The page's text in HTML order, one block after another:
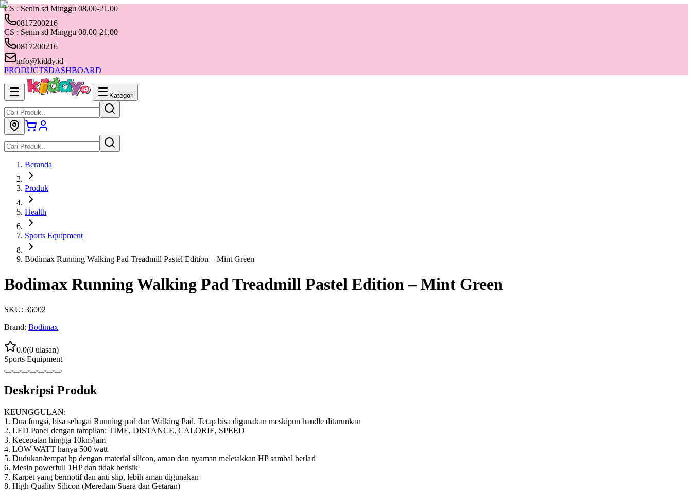
CS : Senin sd Minggu 08.00-21.00
0817200216
CS : Senin sd Minggu 08.00-21.00
0817200216
info@kiddy.id
PRODUCTSDASHBOARD
Kategori
Beranda
Produk
Health
Sports Equipment
Bodimax Running Walking Pad Treadmill Pastel Edition – Mint Green
Bodimax Running Walking Pad Treadmill Pastel Edition – Mint Green
SKU: 36002
Brand: Bodimax
0.0(0 ulasan)
Sports Equipment
Deskripsi Produk
KEUNGGULAN:
1. Dua fungsi, bisa sebagai Running pad dan Walking Pad. Tetap bisa digunakan meskipun handle diturunkan
2. LED Panel dengan tampilan: TIME, DISTANCE, CALORIE, SPEED
3. Kecepatan hingga 10km/jam
4. LOW WATT hanya 500 watt
5. Dudukan/tempat hp dengan material silicon, aman dan nyaman meletakkan HP sambal berlari
6. Mesin powerfull 1HP dan tidak berisik
7. Karpet yang bermotif dan anti slip, lebih aman digunakan
8. High Quality Silicon (Meredam Suara dan Getaran)